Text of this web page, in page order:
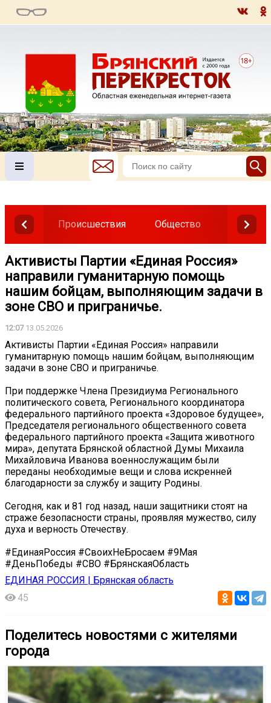
Происшествия Общество Власть
Активисты Партии «Единая Россия»
направили гуманитарную помощь
нашим бойцам, выполняющим задачи в
зоне СВО и приграничье.
12:0713.05.2026
Активисты Партии «Единая Россия» направили
гуманитарную помощь нашим бойцам, выполняющим
задачи в зоне СВО и приграничье.
При поддержке Члена Президиума Регионального
политического совета, Регионального координатора
федерального партийного проекта «Здоровое будущее»,
Председателя регионального общественного совета
федерального партийного проекта «Защита животного
мира», депутата Брянской областной Думы Михаила
Михайловича Иванова военнослужащим были
переданы необходимые вещи и слова искренней
благодарности за службу и защиту Родины.
Сегодня, как и 81 год назад, наши защитники стоят на
страже безопасности страны, проявляя мужество, силу
духа и верность Отечеству.
#ЕдинаяРоссия #СвоихНеБросаем #9Мая
#ДеньПобеды #СВО #БрянскаяОбласть
ЕДИНАЯ РОССИЯ | Брянская область
45
Поделитесь новостями с жителями
города